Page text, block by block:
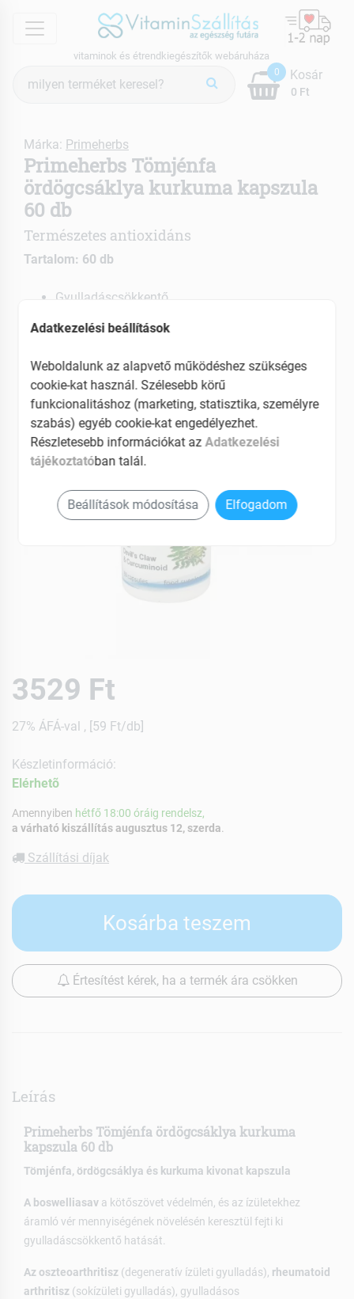
menu
vitaminok és étrendkiegészítők webáruháza
keresés
0
0 Ft
Kosár
Márka: Primeherbs
Primeherbs Tömjénfa
ördögcsáklya kurkuma kapszula
60 db
Természetes antioxidáns
Tartalom: 60 db
Gyulladáscsökkentő
3529 Ft
27% ÁFÁ-val , [59 Ft/db]
Készletinformáció:
Elérhetõ
Amennyiben hétfő 18:00 óráig rendelsz,
a várható kiszállítás augusztus 12, szerda
Szállítási díjak
Kosárba teszem
Értesítést kérek, ha a termék ára csökken
Leírás
Primeherbs Tömjénfa ördögcsáklya kurkuma
kapszula 60 db
Tömjénfa, ördögcsáklya és kurkuma kivonat kapszula
A boswelliasav a kötőszövet védelmén, és az ízületekhez
áramló vér mennyiségének növelésén keresztül fejti ki
gyulladáscsökkentő hatását.
Az oszteoarthritisz (degeneratív ízületi gyulladás), rheumatoid
arthritisz (sokízületi gyulladás), gyulladásos
Adatkezelési beállítások
Weboldalunk az alapvető működéshez szükséges
cookie-kat használ. Szélesebb körű
funkcionalitáshoz (marketing, statisztika, személyre
szabás) egyéb cookie-kat engedélyezhet.
Részletesebb információkat azAdatkezelési
tájékoztatóban talál.
Beállítások módosítása Elfogadom